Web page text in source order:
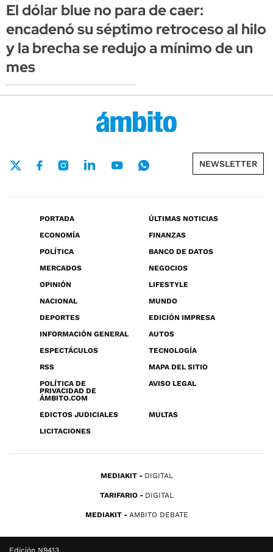
El dólar blue no para de caer:
encadenó su séptimo retroceso al hilo
y la brecha se redujo a mínimo de un
mes
NEWSLETTER
PORTADA
ÚLTIMAS NOTICIAS
ECONOMÍA
FINANZAS
POLÍTICA
BANCO DE DATOS
MERCADOS
NEGOCIOS
OPINIÓN
LIFESTYLE
NACIONAL
MUNDO
DEPORTES
EDICIÓN IMPRESA
INFORMACIÓN GENERAL
AUTOS
ESPECTÁCULOS
TECNOLOGÍA
RSS
MAPA DEL SITIO
POLÍTICA DE
PRIVACIDAD DE
ÁMBITO.COM
AVISO LEGAL
EDICTOS JUDICIALES
MULTAS
LICITACIONES
MEDIAKIT DIGITAL
TARIFARIO DIGITAL
MEDIAKIT AMBITO DEBATE